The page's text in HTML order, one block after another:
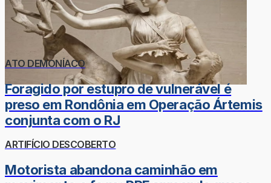
ATO DEMONÍACO
Foragido por estupro de vulnerável é
preso em Rondônia em Operação Ártemis
conjunta com o RJ
ARTIFÍCIO DESCOBERTO
Motorista abandona caminhão em